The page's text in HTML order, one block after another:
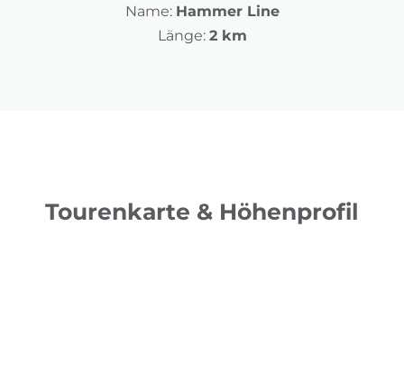
Name: Hammer Line
Länge: 2 km
Tourenkarte & Höhenprofil